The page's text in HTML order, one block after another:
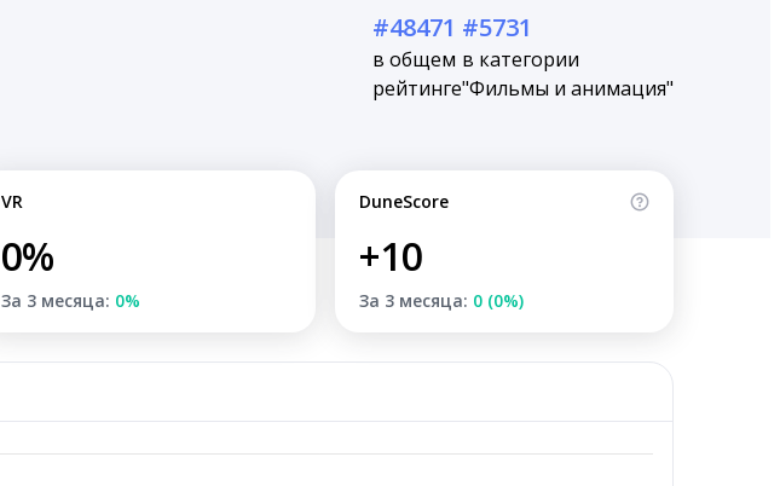
#48471
в общем
рейтинге
#5731
в категории
"Фильмы и анимация"
VR
0%
За 3 месяца: 0%
DuneScore
+10
За 3 месяца: 0 (0%)